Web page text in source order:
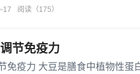
17 阅读（175）
节免疫力
免疫力 大豆是膳食中植物性蛋